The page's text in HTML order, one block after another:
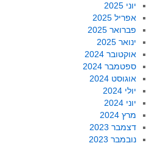
יוני 2025
אפריל 2025
פברואר 2025
ינואר 2025
אוקטובר 2024
ספטמבר 2024
אוגוסט 2024
יולי 2024
יוני 2024
מרץ 2024
דצמבר 2023
נובמבר 2023